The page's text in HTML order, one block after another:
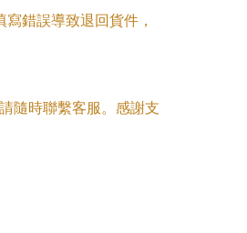
錯誤導致退回貨件，
隨時聯繫客服。感謝支